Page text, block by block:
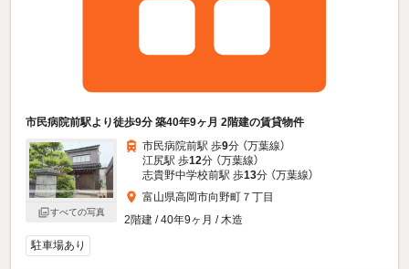
市民病院前駅より徒歩9分 築40年9ヶ月 2階建の賃貸物件
すべての写真
市民病院前駅 歩9分 （万葉線）
江尻駅 歩12分 （万葉線）
志貴野中学校前駅 歩13分 （万葉線）
富山県高岡市向野町７丁目
2階建 / 40年9ヶ月 / 木造
駐車場あり